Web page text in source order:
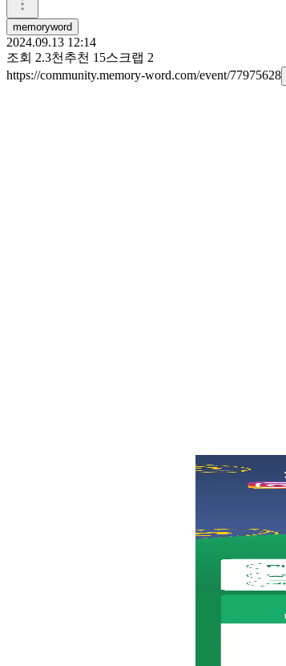
memoryword
2024.09.13 12:14
조회 2.3천 추천 15스크랩 2
https://community.memory-word.com/event/77975628